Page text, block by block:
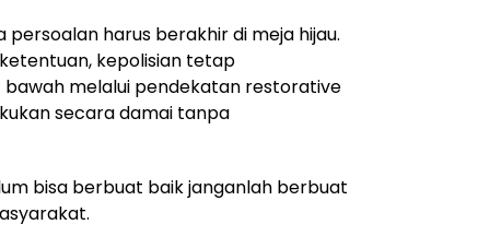
harus berakhir di meja hijau.
kepolisian tetap
melalui pendekatan restorative
secara damai tanpa
bisa berbuat baik janganlah berbuat